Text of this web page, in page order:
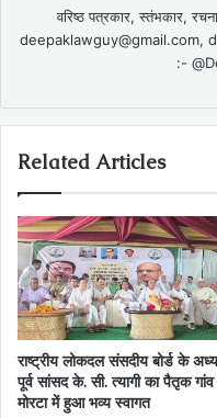
वरिष्ठ पत्रकार, स्तंभकार,
deepaklawguy@gmail.com,
:-
Related Articles
राष्ट्रीय लोकदल संसदीय बोर्ड के
पूर्व सांसद के. सी. त्यागी का पैतृक गांव
मोरटा में हुआ भव्य स्वागत